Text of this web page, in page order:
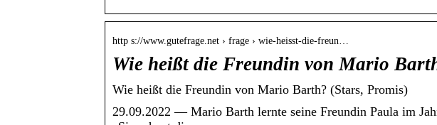
http s://www.gutefrage.net › frage › wie-heisst-die-freun…
Wie heißt die Freundin von Mario
Wie heißt die Freundin von Mario Barth? (Stars, Promis)
29.09.2022 — Mario Barth lernte seine Freundin Paula im